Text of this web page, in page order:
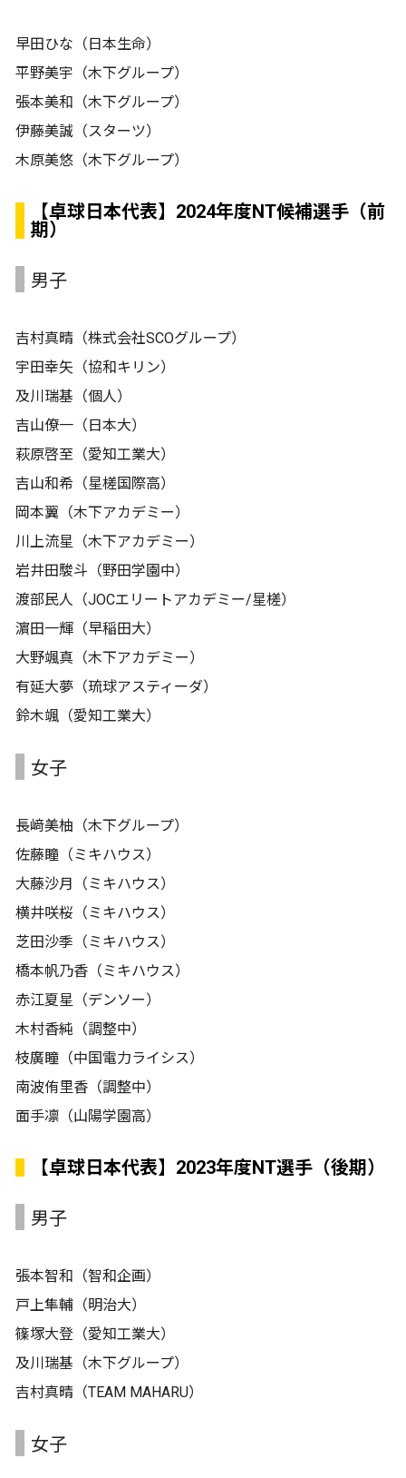
早田ひな（日本生命）
平野美宇（木下グループ）
張本美和（木下グループ）
伊藤美誠（スターツ）
木原美悠（木下グループ）
【卓球日本代表】2024年度NT候補選手（前
期）
男子
吉村真晴（株式会社SCOグループ）
宇田幸矢（協和キリン）
及川瑞基（個人）
吉山僚一（日本大）
萩原啓至（愛知工業大）
吉山和希（星槎国際高）
岡本翼（木下アカデミー）
川上流星（木下アカデミー）
岩井田駿斗（野田学園中）
渡部民人（JOCエリートアカデミー/星槎）
濵田一輝（早稲田大）
大野颯真（木下アカデミー）
有延大夢（琉球アスティーダ）
鈴木颯（愛知工業大）
女子
長﨑美柚（木下グループ）
佐藤瞳（ミキハウス）
大藤沙月（ミキハウス）
横井咲桜（ミキハウス）
芝田沙季（ミキハウス）
橋本帆乃香（ミキハウス）
赤江夏星（デンソー）
木村香純（調整中）
枝廣瞳（中国電力ライシス）
南波侑里香（調整中）
面手凛（山陽学園高）
【卓球日本代表】2023年度NT選手（後期）
男子
張本智和（智和企画）
戸上隼輔（明治大）
篠塚大登（愛知工業大）
及川瑞基（木下グループ）
吉村真晴（TEAM MAHARU）
女子